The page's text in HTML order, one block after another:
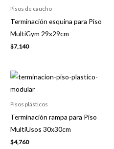
Pisos de caucho
Terminación esquina para Piso
MultiGym 29x29cm
$7,140
Pisos plásticos
Terminación rampa para Piso
MultiUsos 30x30cm
$4,760